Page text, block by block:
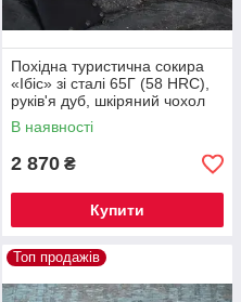
Похідна туристична сокира
«Ібіс» зі сталі 65Г (58 HRC),
руків'я дуб, шкіряний чохол
В наявності
2 870 ₴
Купити
Топ продажів